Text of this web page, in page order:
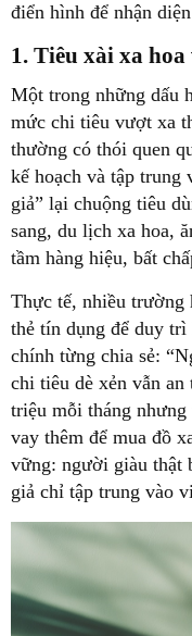
điển hình để nhận
1. Tiêu xài xa
Một trong những dấu
mức chi tiêu vượt xa
thường có thói quen
kế hoạch và tập
giả” lại chuộng tiêu
sang, du lịch xa hoa,
tầm hàng hiệu, bất
Thực tế, nhiều trường
thẻ tín dụng để duy
chính từng chia sẻ:
chi tiêu dè xẻn vẫn
triệu mỗi tháng nhưng
vay thêm để mua đồ
vững: người giàu thật
giả chỉ tập trung vào